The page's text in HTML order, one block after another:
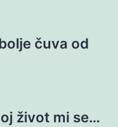
čuva od
život mi se…